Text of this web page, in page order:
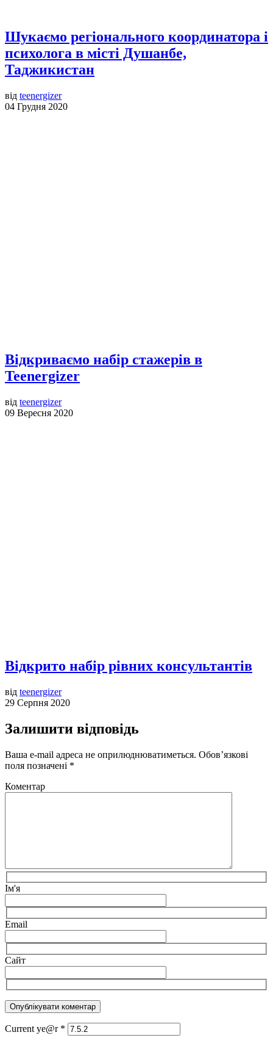
Шукаємо регіонального координатора і
психолога в місті Душанбе,
Таджикистан
від teenergizer
04 Грудня 2020
Відкриваємо набір стажерів в
Teenergizer
від teenergizer
09 Вересня 2020
Відкрито набір рівних консультантів
від teenergizer
29 Серпня 2020
Залишити відповідь
Ваша e-mail адреса не оприлюднюватиметься. Обов’язкові
поля позначені *
Коментар
Ім'я
Email
Сайт
Current ye@r *